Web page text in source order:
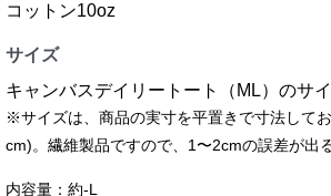
コットン10oz
サイズ
キャンバスデイリートート（ML）のサ
※サイズは、商品の実寸を平置きで寸法して
cm)。繊維製品ですので、1〜2cmの誤差が出
内容量：約-L